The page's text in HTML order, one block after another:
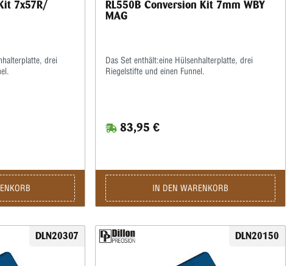
7x57R/
drei
RL550B Conversion Kit 7mm WBY
MAG
Das Set enthält:eine Hülsenhalterplatte, drei
Riegelstifte und einen Funnel.
83,95 €
IN DEN WARENKORB
DLN20307 DLN20150